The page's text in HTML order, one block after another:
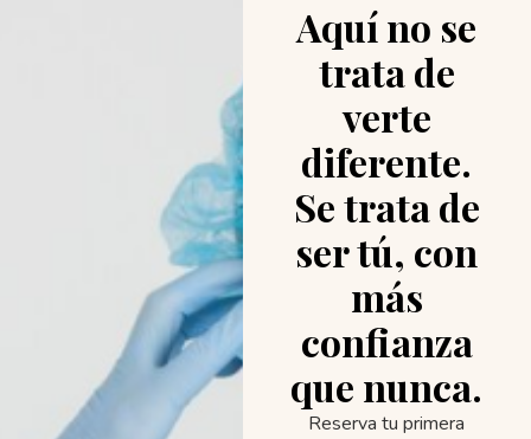
Aquí no se
trata de
verte
diferente.
Se trata de
ser tú, con
más
confianza
que nunca.
Reserva tu primera